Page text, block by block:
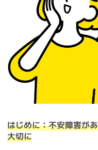
はじめに：不安障害が
大切に